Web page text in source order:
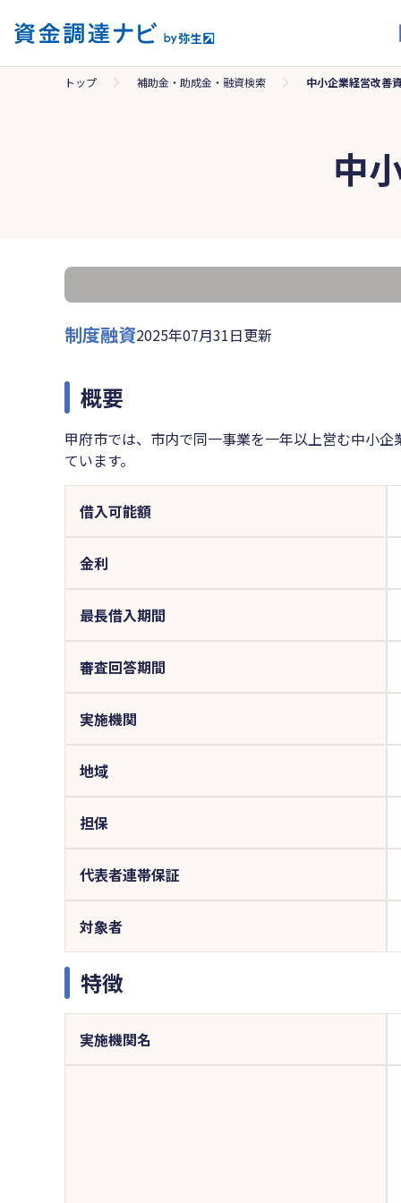
トップ 補助金・助成金・融資検索 中小企業経営改善
中
制度融資2025年07月31日更新
概要
甲府市では、市内で同一事業を一年以上営む中小
ています。
借入可能額
金利
最長借入期間
審査回答期間
実施機関
地域
担保
代表者連帯保証
対象者
特徴
実施機関名